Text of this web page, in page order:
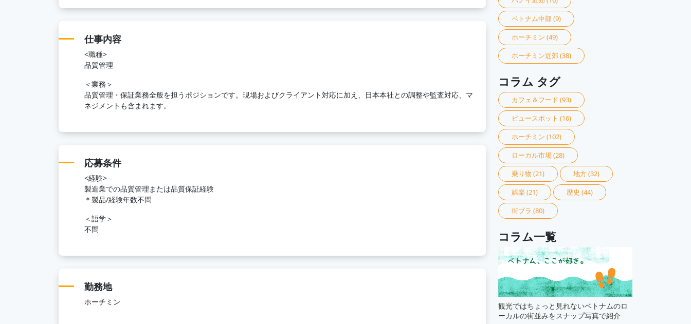
仕事内容
<職種>
品質管理
＜業務＞
品質管理・保証業務全般を担うポジションです。現場およびクライアント対応に加え、日本本社との調整や監査対応、マ
ネジメントも含まれます。
応募条件
<経験>
製造業での品質管理または品質保証経験
＊製品/経験年数不問
＜語学＞
不問
勤務地
ホーチミン
ベトナム中部(9)
ホーチミン (49)
ホーチミン近郊(38)
コラム タグ
カフェ＆フード (93)
ビュースポット (16)
ホーチミン (102)
ローカル市場(28)
乗り物 (21) 地方(32)
娯楽 (21) 歴史 (44)
街ブラ (80)
コラム一覧
観光ではちょっと見れないベトナムのロ
ーカルの街並みをスナップ写真で紹介